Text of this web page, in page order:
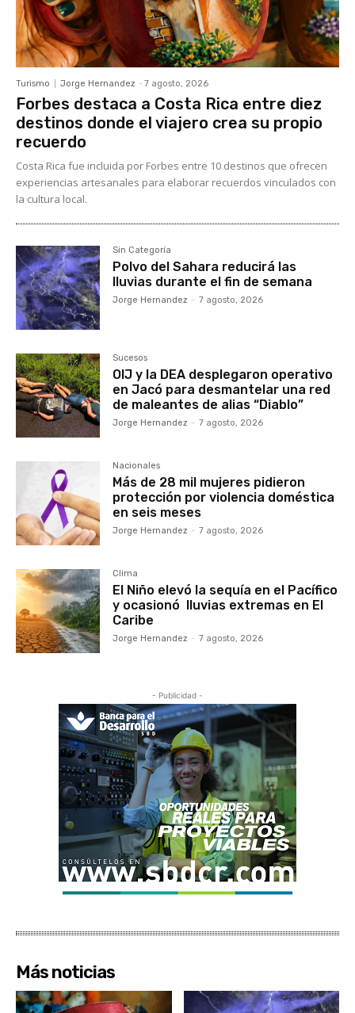
Turismo Jorge Hernandez - 7 agosto, 2026
Forbes destaca a Costa Rica entre diez
destinos donde el viajero crea su propio
recuerdo
Costa Rica fue incluida por Forbes entre 10 destinos que ofrecen
experiencias artesanales para elaborar recuerdos vinculados con
la cultura local.
Sin Categoría
Polvo del Sahara reducirá las
lluvias durante el fin de semana
Jorge Hernandez - 7 agosto, 2026
Sucesos
OIJ y la DEA desplegaron operativo
en Jacó para desmantelar una red
de maleantes de alias “Diablo”
Jorge Hernandez - 7 agosto, 2026
Nacionales
Más de 28 mil mujeres pidieron
protección por violencia doméstica
en seis meses
Jorge Hernandez - 7 agosto, 2026
Clima
El Niño elevó la sequía en el Pacífico
y ocasionó lluvias extremas en El
Caribe
Jorge Hernandez - 7 agosto, 2026
- Publicidad -
Más noticias